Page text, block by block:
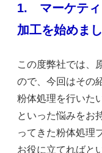
1.
マーケテ
加工を始めま
この度弊社では、
ので、今回はその
粉体処理を行いた
といった悩みをお
ってきた粉体処理
お役に立てればと